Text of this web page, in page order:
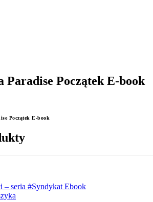
Paradise Początek E-book
Początek E-book